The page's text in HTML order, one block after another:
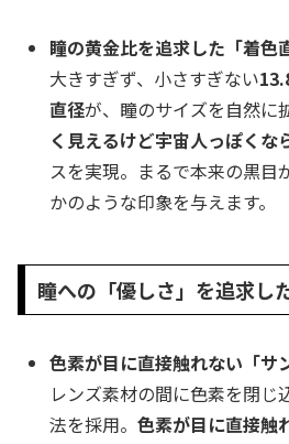
瞳の黄金比を追求した「着色
大きすぎず、小さすぎない
直径が、瞳のサイズを自然に
く見えるけど宇宙人っぽくな
スを実現。まるで本来の黒目
かのような印象を与えます。
瞳への「優しさ」を追求し
色素が目に直接触れない「サ
レンズ素材の間に色素を閉じ
法を採用。色素が目に直接触